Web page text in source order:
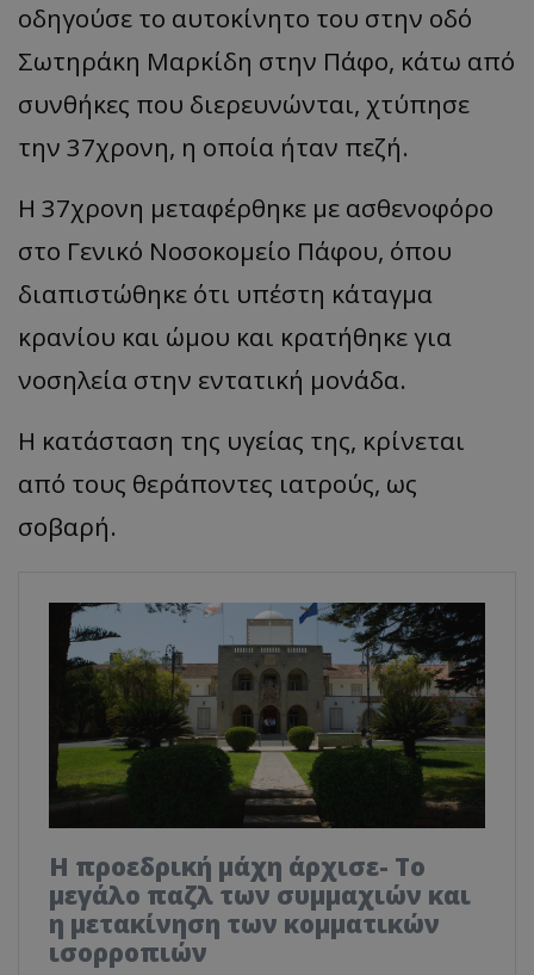
οδηγούσε το αυτοκίνητο του στην οδό
Σωτηράκη Μαρκίδη στην Πάφο, κάτω από
συνθήκες που διερευνώνται, χτύπησε
την 37χρονη, η οποία ήταν πεζή.
Η 37χρονη μεταφέρθηκε με ασθενοφόρο
στο Γενικό Νοσοκομείο Πάφου, όπου
διαπιστώθηκε ότι υπέστη κάταγμα
κρανίου και ώμου και κρατήθηκε για
νοσηλεία στην εντατική μονάδα.
Η κατάσταση της υγείας της, κρίνεται
από τους θεράποντες ιατρούς, ως
σοβαρή.
Η προεδρική μάχη άρχισε- Το
μεγάλο παζλ των συμμαχιών και
η μετακίνηση των κομματικών
ισορροπιών